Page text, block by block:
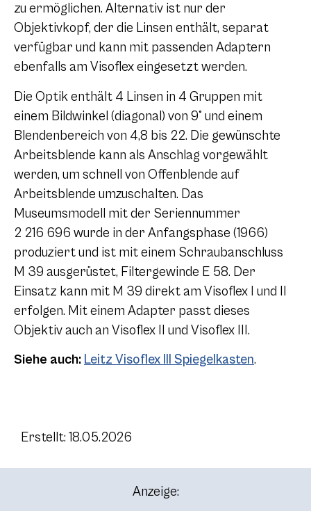
zu ermöglichen. Alternativ ist nur der
Objektivkopf, der die Linsen enthält, separat
verfügbar und kann mit passenden Adaptern
ebenfalls am Visoflex eingesetzt werden.
Die Optik enthält 4 Linsen in 4 Gruppen mit
einem Bildwinkel (diagonal) von 9° und einem
Blendenbereich von 4,8 bis 22. Die gewünschte
Arbeitsblende kann als Anschlag vorgewählt
werden, um schnell von Offenblende auf
Arbeitsblende umzuschalten. Das
Museumsmodell mit der Seriennummer
2 216 696 wurde in der Anfangsphase (1966)
produziert und ist mit einem Schraubanschluss
M 39 ausgerüstet, Filtergewinde E 58. Der
Einsatz kann mit M 39 direkt am Visoflex I und II
erfolgen. Mit einem Adapter passt dieses
Objektiv auch an Visoflex II und Visoflex III.
Siehe auch: Leitz Visoflex III Spiegelkasten.
Erstellt: 18.05.2026
Anzeige: